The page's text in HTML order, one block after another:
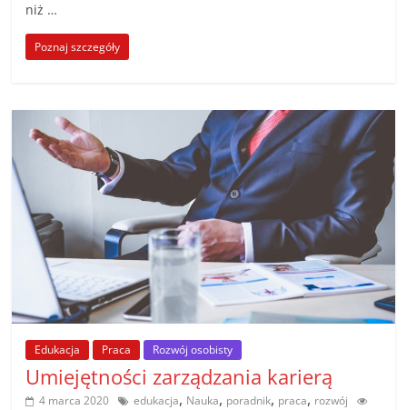
niż …
Poznaj szczegóły
Edukacja Praca Rozwój osobisty
Umiejętności zarządzania karierą
4 marca 2020 edukacja, Nauka, poradnik, praca, rozwój